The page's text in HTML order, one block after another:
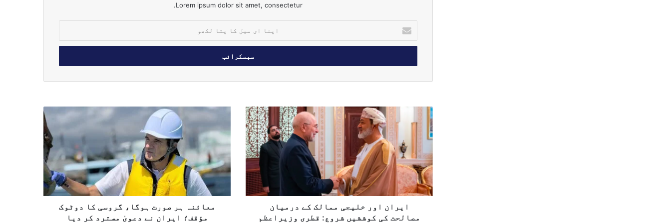
Lorem ipsum dolor sit amet, consectetur.
ن
ا
ل
ا
ل
ک
ھ
ا
ی
ر
ا
ن
ا
و
ر
خ
ایران اور خلیجی ممالک کے درمیان
مصالحت کی کوششیں شروع: قطری وزیراعظم
م
ا
ئ
ن
ہ
ہ
ص
معائنہ ہر صورت ہوگا، گروسی کا دوٹوک
مؤقف؛ ایران نے دعویٰ مسترد کر دیا